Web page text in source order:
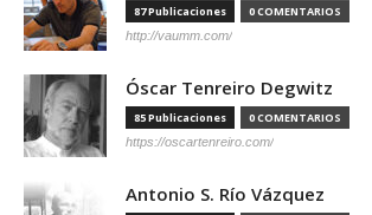
87 Publicaciones 0 COMENTARIOS
http://vaumm.com/
Óscar Tenreiro Degwitz
85 Publicaciones 0 COMENTARIOS
https://oscartenreiro.com/
Antonio S. Río Vázquez